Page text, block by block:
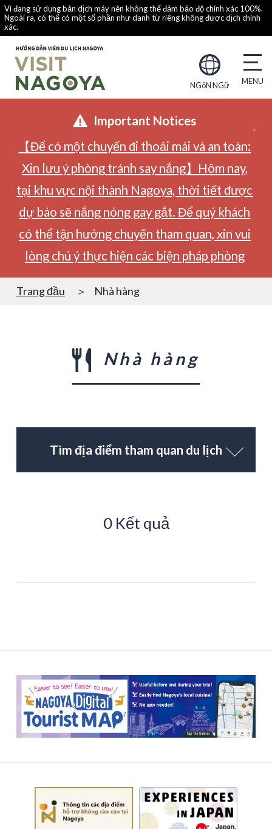
Vì đang sử dụng bản dịch máy nên không thể đảm bảo độ chính xác 100%.
Ngoài ra, có thể có một số phần như danh từ riêng không được dịch chính
xác.
NGôN NGữ
Important Notices
【Để có một chuyến đi thoải mái và an toàn:
Xin lưu ý phòng tránh say nắng】Hôm nay,
tại khu vực nội thành Nagoya, thời tiết được
dự báo sẽ nắng nóng gay gắt. Để quý khách
có thể tận hưởng chuyến tham quan, xin vui
lòng chú ý thực hiện các biện pháp phòng
Trang đầu Nhà hàng
Nhà hàng
Tìm địa điểm tham quan du lịch
0 Kết quả